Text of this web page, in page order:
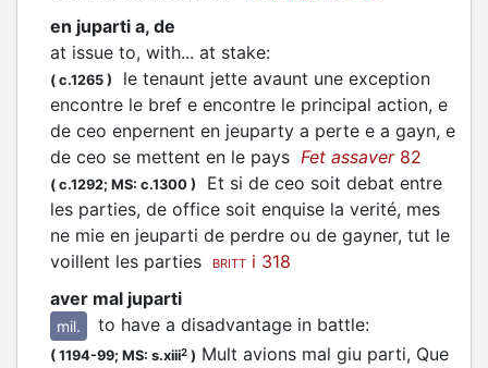
en juparti a, de
at issue to, with... at stake:
( c.1265 )
le tenaunt jette avaunt une exception
encontre le bref e encontre le principal action, e
de ceo enpernent en jeuparty a perte e a gayn, e
de ceo se mettent en le pays Fet assaver82
( c.1292; MS: c.1300 )
Et si de ceo soit debat entre
les parties, de office soit enquise la verité, mes
ne mie en jeuparti de perdre ou de gayner, tut le
voillent les parties
BRITT i 318
aver mal juparti
mil. to have a disadvantage in battle:
( 1194-99; MS: s.xiii2 ) Mult avions mal giu parti, Que